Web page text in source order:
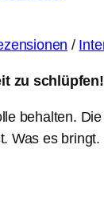
/
zu schlüpfen!
behalten.
Was es